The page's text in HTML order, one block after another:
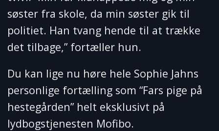
søster fra skole, da min søster gik til
politiet. Han tvang hende til at trække
det tilbage,” fortæller hun.
Du kan lige nu høre hele Sophie Jahns
personlige fortælling som “Fars pige på
hestegården” helt eksklusivt på
lydbogstjenesten Mofibo.